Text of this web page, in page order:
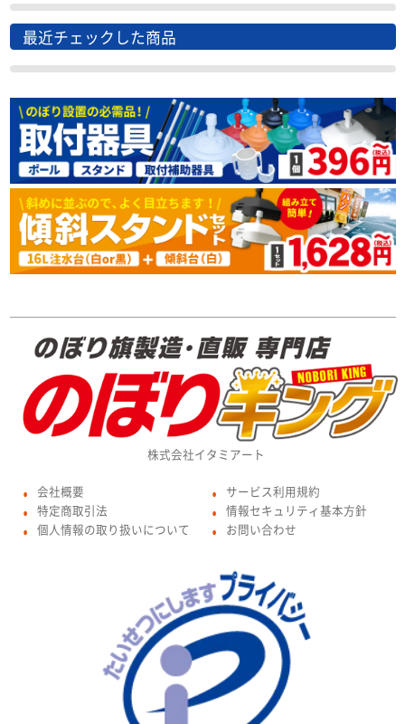
最近チェックした商品
株式会社イタミアート
● 会社概要
● 特定商取引法
● 個人情報の取り扱いについて
● サービス利用規約
● 情報セキュリティ基本方針
● お問い合わせ